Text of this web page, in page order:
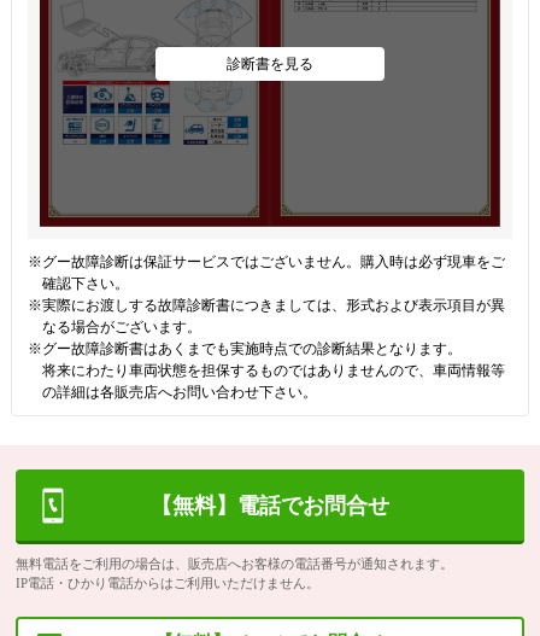
診断書を見る
※グー故障診断は保証サービスではございません。購入時は必ず現車をご
確認下さい。
※実際にお渡しする故障診断書につきましては、形式および表示項目が異
なる場合がございます。
※グー故障診断書はあくまでも実施時点での診断結果となります。
将来にわたり車両状態を担保するものではありませんので、車両情報等
の詳細は各販売店へお問い合わせ下さい。
【無料】電話でお問合せ
無料電話をご利用の場合は、販売店へお客様の電話番号が通知されます。
IP電話・ひかり電話からはご利用いただけません。